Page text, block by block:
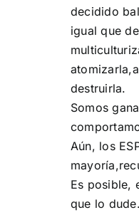
decidido
igual que
destruirla.
Somos
Aún, los
Es posible,
que lo dude.